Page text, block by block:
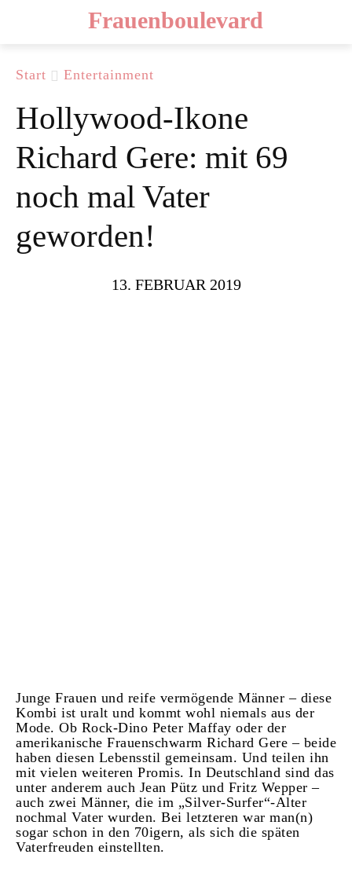
Frauenboulevard
Start Entertainment
Hollywood-Ikone
Richard Gere: mit 69
noch mal Vater
geworden!
13. FEBRUAR 2019
Junge Frauen und reife vermögende Männer – diese
Kombi ist uralt und kommt wohl niemals aus der
Mode. Ob Rock-Dino Peter Maffay oder der
amerikanische Frauenschwarm Richard Gere – beide
haben diesen Lebensstil gemeinsam. Und teilen ihn
mit vielen weiteren Promis. In Deutschland sind das
unter anderem auch Jean Pütz und Fritz Wepper –
auch zwei Männer, die im „Silver-Surfer“-Alter
nochmal Vater wurden. Bei letzteren war man(n)
sogar schon in den 70igern, als sich die späten
Vaterfreuden einstellten.